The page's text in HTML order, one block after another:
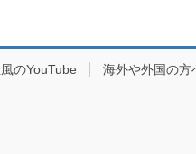
のYouTube
海外や外国の方